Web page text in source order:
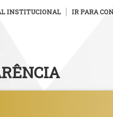
INSTITUCIONAL IR PARA